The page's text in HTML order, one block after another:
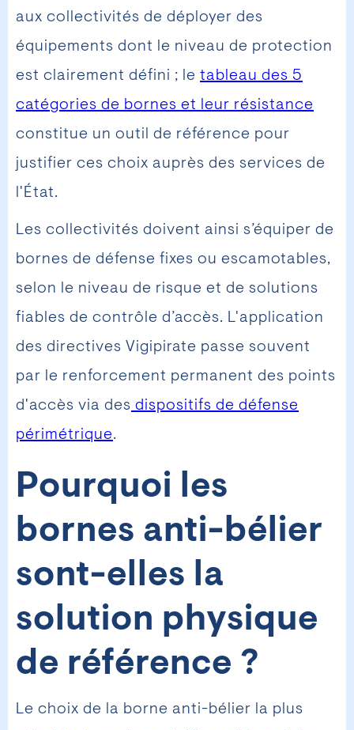
aux collectivités de déployer des
équipements dont le niveau de protection
est clairement défini ; le tableau des 5
catégories de bornes et leur résistance
constitue un outil de référence pour
justifier ces choix auprès des services de
l'État.
Les collectivités doivent ainsi s’équiper de
bornes de défense fixes ou escamotables,
selon le niveau de risque et de solutions
fiables de contrôle d’accès. L'application
des directives Vigipirate passe souvent
par le renforcement permanent des points
d'accès via des dispositifs de défense
périmétrique.
Pourquoi les
bornes anti-bélier
sont-elles la
solution physique
de référence ?
Le choix de la borne anti-bélier la plus